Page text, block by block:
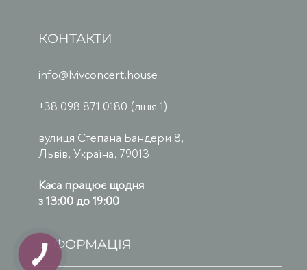
КОНТАКТИ
info@lvivconcert.house
+38 098 871 0180 (лінія 1)
вулиця Степана Бандери 8,
Львів, Україна, 79013
Каса працює щодня
з 13:00 до 19:00
ІНФОРМАЦІЯ